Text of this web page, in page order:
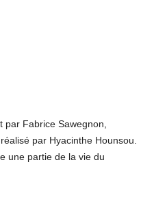
par Fabrice Sawegnon,
par Hyacinthe Hounsou.
une partie de la vie du